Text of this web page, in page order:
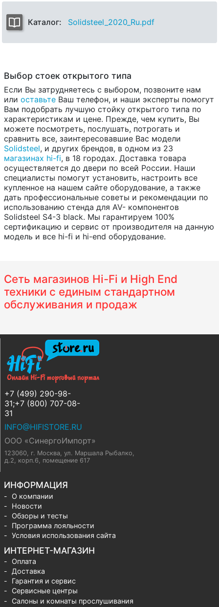
Каталог: Solidsteel_2020_Ru.pdf
Выбор стоек открытого типа
Если Вы затрудняетесь с выбором, позвоните нам
или оставьте Ваш телефон, и наши эксперты помогут
Вам подобрать лучшую стойку открытого типа по
характеристикам и цене. Прежде, чем купить, Вы
можете посмотреть, послушать, потрогать и
сравнить все, заинтересовавшие Вас модели
Solidsteel, и других брендов, в одном из 23
магазинах hi-fi, в 18 городах. Доставка товара
осуществляется до двери по всей России. Наши
специалисты помогут установить, настроить все
купленное на нашем сайте оборудование, а также
дать профессиональные советы и рекомендации по
использованию стенда для AV- компонентов
Solidsteel S4-3 black. Мы гарантируем 100%
сертификацию и сервис от производителя на данную
модель и все hi-fi и hi-end оборудование.
Сеть магазинов Hi-Fi и High End
техники с единым стандартном
обслуживания и продаж
+7 (499) 290-98-
31;+7 (800) 707-08-
31
INFO@HIFISTORE.RU
ООО «СинергоИмпорт»
123060, г. Москва, ул. Маршала Рыбалко,
д.2, корп.6, помещение 617
ИНФОРМАЦИЯ
О компании
Новости
Обзоры и тесты
Программа лояльности
Условия использования сайта
ИНТЕРНЕТ-МАГАЗИН
Оплата
Доставка
Гарантия и сервис
Сервисные центры
Салоны и комнаты прослушивания